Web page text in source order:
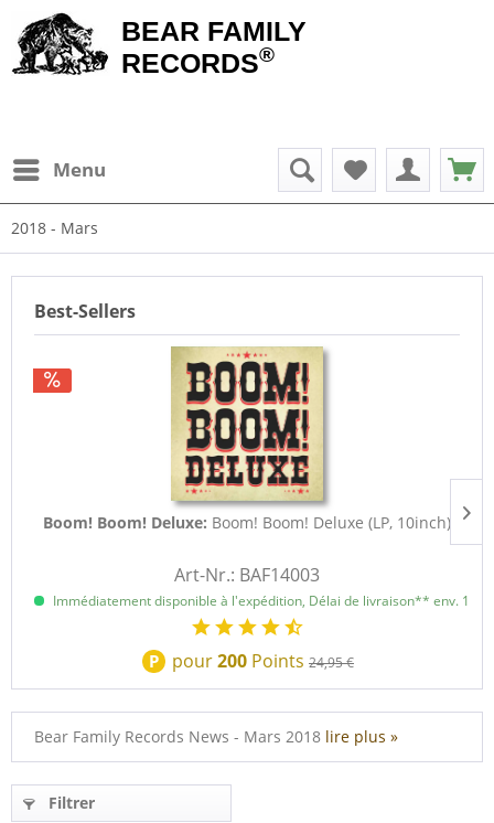
BEAR FAMILY
RECORDS®
Menu
2018 - Mars
Best-Sellers
Boom! Boom! Deluxe: Boom! Boom! Deluxe (LP, 10inch)
Art-Nr.: BAF14003
Immédiatement disponible à l'expédition, Délai de livraison** env. 1 à
P pour200 Points 24,95 €
Bear Family Records News - Mars 2018 lire plus »
Filtrer